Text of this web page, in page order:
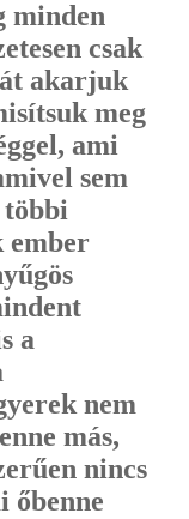
minden
csak
akarjuk
meg
ami
sem
többi
ember
a
nem
más,
nincs
őbenne